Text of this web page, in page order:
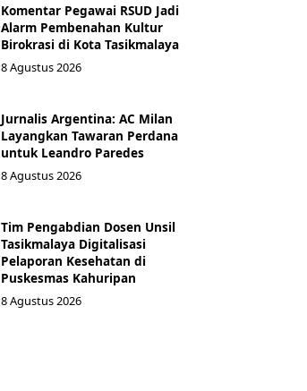
Komentar Pegawai RSUD Jadi
Alarm Pembenahan Kultur
Birokrasi di Kota Tasikmalaya
8 Agustus 2026
Jurnalis Argentina: AC Milan
Layangkan Tawaran Perdana
untuk Leandro Paredes
8 Agustus 2026
Tim Pengabdian Dosen Unsil
Tasikmalaya Digitalisasi
Pelaporan Kesehatan di
Puskesmas Kahuripan
8 Agustus 2026